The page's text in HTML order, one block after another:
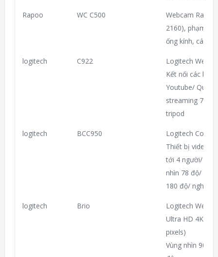
Rapoo WC C500
Webcam
2160), phạm vi
ống kính, cáp
logitech C922
Logitech
Kết nối các
Youtube/ Quay
streaming 720P
tripod
logitech BCC950
Logitech
Thiết bị video/
tới 4 người/
nhìn 78 độ/ Kết
180 độ/
logitech Brio
Logitech
Ultra HD 4K
pixels)
Vùng nhìn 90